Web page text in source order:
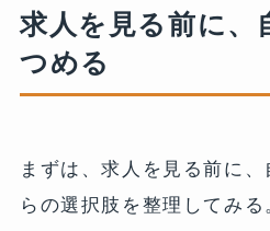
求人を見る前に、
つめる
まずは、求人を見る前に
らの選択肢を整理してみる